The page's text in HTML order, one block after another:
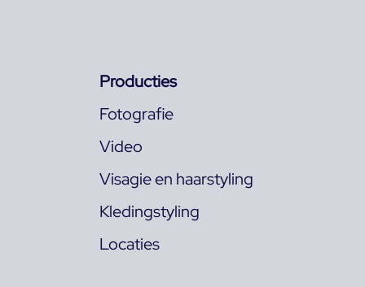
Producties
Fotografie
Video
Visagie en haarstyling
Kledingstyling
Locaties